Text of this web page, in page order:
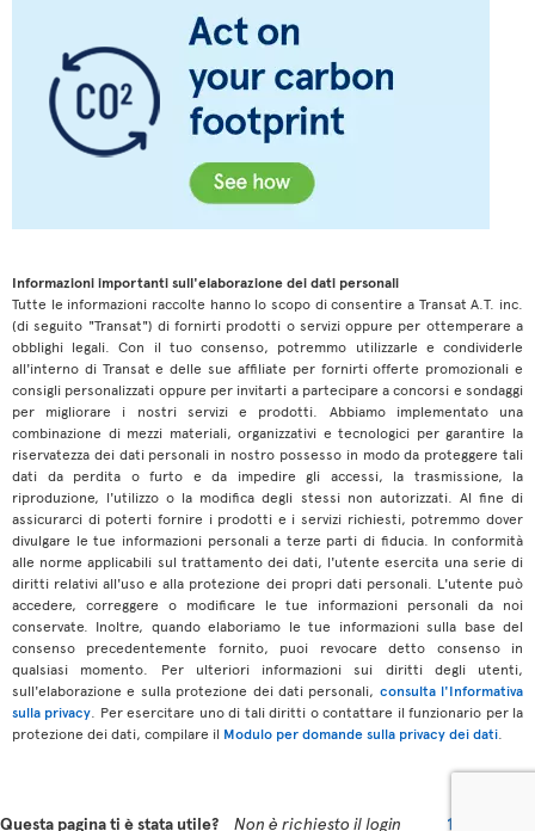
Informazioni importanti sull'elaborazione dei dati personali
Tutte le informazioni raccolte hanno lo scopo di consentire a Transat A.T. inc.
(di seguito "Transat") di fornirti prodotti o servizi oppure per ottemperare a
obblighi legali. Con il tuo consenso, potremmo utilizzarle e condividerle
all'interno di Transat e delle sue affiliate per fornirti offerte promozionali e
consigli personalizzati oppure per invitarti a partecipare a concorsi e sondaggi
per migliorare i nostri servizi e prodotti. Abbiamo implementato una
combinazione di mezzi materiali, organizzativi e tecnologici per garantire la
riservatezza dei dati personali in nostro possesso in modo da proteggere tali
dati da perdita o furto e da impedire gli accessi, la trasmissione, la
riproduzione, l'utilizzo o la modifica degli stessi non autorizzati. Al fine di
assicurarci di poterti fornire i prodotti e i servizi richiesti, potremmo dover
divulgare le tue informazioni personali a terze parti di fiducia. In conformità
alle norme applicabili sul trattamento dei dati, l'utente esercita una serie di
diritti relativi all'uso e alla protezione dei propri dati personali. L'utente può
accedere, correggere o modificare le tue informazioni personali da noi
conservate. Inoltre, quando elaboriamo le tue informazioni sulla base del
consenso precedentemente fornito, puoi revocare detto consenso in
qualsiasi momento. Per ulteriori informazioni sui diritti degli utenti,
sull'elaborazione e sulla protezione dei dati personali, consulta l'Informativa
sulla privacy . Per esercitare uno di tali diritti o contattare il funzionario per la
protezione dei dati, compilare il Modulo per domande sulla privacy dei dati
Questa pagina ti è stata utile? Non è richiesto il login 17